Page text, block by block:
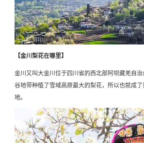
【金川梨花在哪里】
金川又叫大金川位于四川省的西北部阿坝藏羌自
谷地带种植了雪域高原最大的梨花，所以也就成
地。